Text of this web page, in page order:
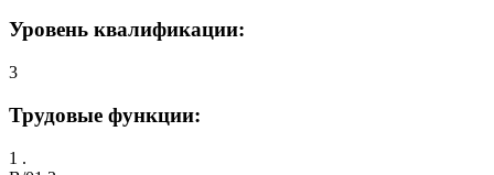
Уровень квалификации:
3
Трудовые функции:
1 .